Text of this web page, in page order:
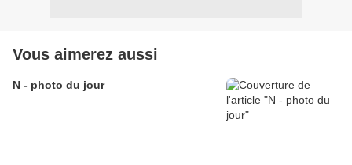
Vous aimerez aussi
N - photo du jour